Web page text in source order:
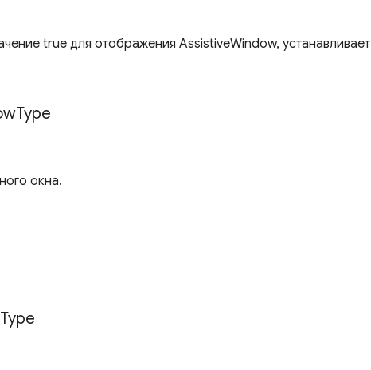
true для отображения AssistiveWindow,
Type
окна.
Type